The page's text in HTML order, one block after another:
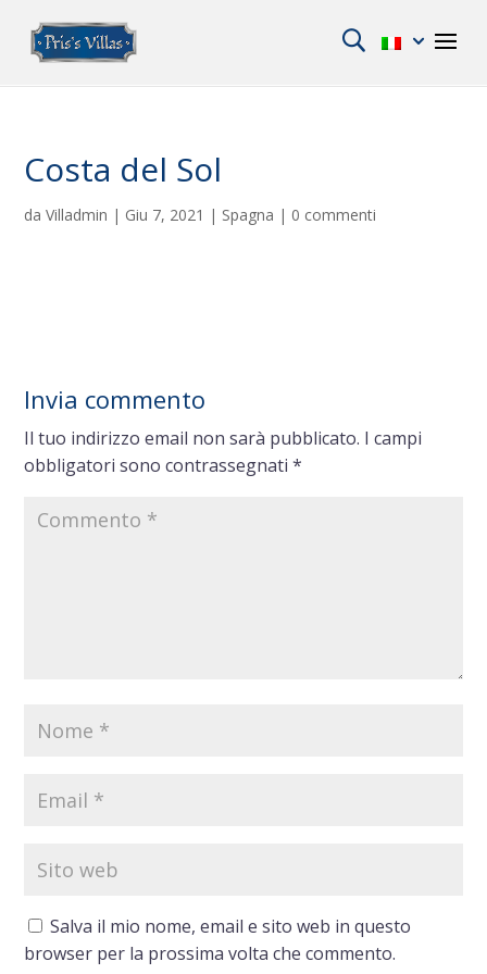
Costa del Sol
daVilladmin | Giu 7, 2021 | Spagna | 0 commenti
Invia commento
Il tuo indirizzo email non sarà pubblicato. I campi
obbligatori sono contrassegnati*
Salva il mio nome, email e sito web in questo
browser per la prossima volta che commento.